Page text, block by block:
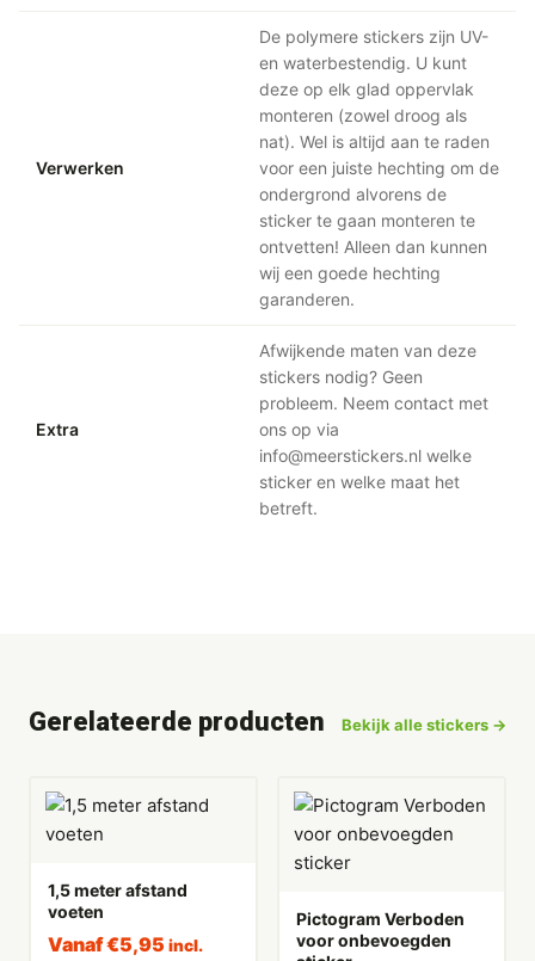
Verwerken
De polymere stickers zijn UV-
en waterbestendig. U kunt
deze op elk glad oppervlak
monteren (zowel droog als
nat). Wel is altijd aan te raden
voor een juiste hechting om de
ondergrond alvorens de
sticker te gaan monteren te
ontvetten! Alleen dan kunnen
wij een goede hechting
garanderen.
Extra
Afwijkende maten van deze
stickers nodig? Geen
probleem. Neem contact met
ons op via
info@meerstickers.nl welke
sticker en welke maat het
betreft.
Gerelateerde producten Bekijk alle stickers →
1,5 meter afstand
voeten
Vanaf€5,95 incl.
Pictogram Verboden
voor onbevoegden